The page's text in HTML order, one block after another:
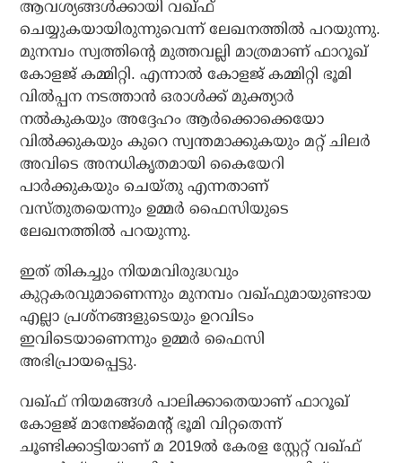
ആവശ്യങ്ങള്‍ക്കായി വഖ്ഫ്
ചെയ്യുകയായിരുന്നുവെന്ന് ലേഖനത്തില്‍ പറയുന്നു.
മുനമ്പം സ്വത്തിന്റെ മുത്തവല്ലി മാത്രമാണ് ഫാറൂഖ്
കോളജ് കമ്മിറ്റി. എന്നാല്‍ കോളജ് കമ്മിറ്റി ഭൂമി
വില്‍പ്പന നടത്താന്‍ ഒരാള്‍ക്ക് മുക്ത്യാര്‍
നല്‍കുകയും അദ്ദേഹം ആര്‍ക്കൊക്കെയോ
വില്‍ക്കുകയും കുറെ സ്വന്തമാക്കുകയും മറ്റ് ചിലര്‍
അവിടെ അനധികൃതമായി കൈയേറി
പാര്‍ക്കുകയും ചെയ്തു എന്നതാണ്
വസ്തുതയെന്നും ഉമ്മര്‍ ഫൈസിയുടെ
ലേഖനത്തില്‍ പറയുന്നു.
ഇത് തികച്ചും നിയമവിരുദ്ധവും
കുറ്റകരവുമാണെന്നും മുനമ്പം വഖ്ഫുമായുണ്ടായ
എല്ലാ പ്രശ്‌നങ്ങളുടെയും ഉറവിടം
ഇവിടെയാണെന്നും ഉമ്മര്‍ ഫൈസി
അഭിപ്രായപ്പെട്ടു.
വഖ്ഫ് നിയമങ്ങള്‍ പാലിക്കാതെയാണ് ഫാറൂഖ്
കോളജ് മാനേജ്മെന്റ് ഭൂമി വിറ്റതെന്ന്
ചൂണ്ടിക്കാട്ടിയാണ് മ 2019ല്‍ കേരള സ്റ്റേറ്റ് വഖ്ഫ്